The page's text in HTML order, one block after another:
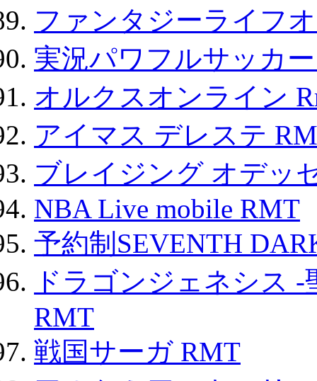
ファンタジーライフ
実況パワフルサッカ
オルクスオンライン
アイマス デレステ
ブレイジング オデッ
NBA Live mobile RMT
予約制SEVENTH
ドラゴンジェネシス
RMT
戦国サーガ RMT